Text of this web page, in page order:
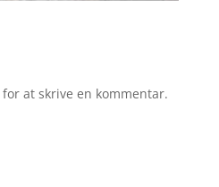
for at skrive en kommentar.